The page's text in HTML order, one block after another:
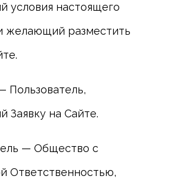
условия настоящего
желающий разместить
Пользователь,
Заявку на Сайте.
— Общество с
Ответственностью,